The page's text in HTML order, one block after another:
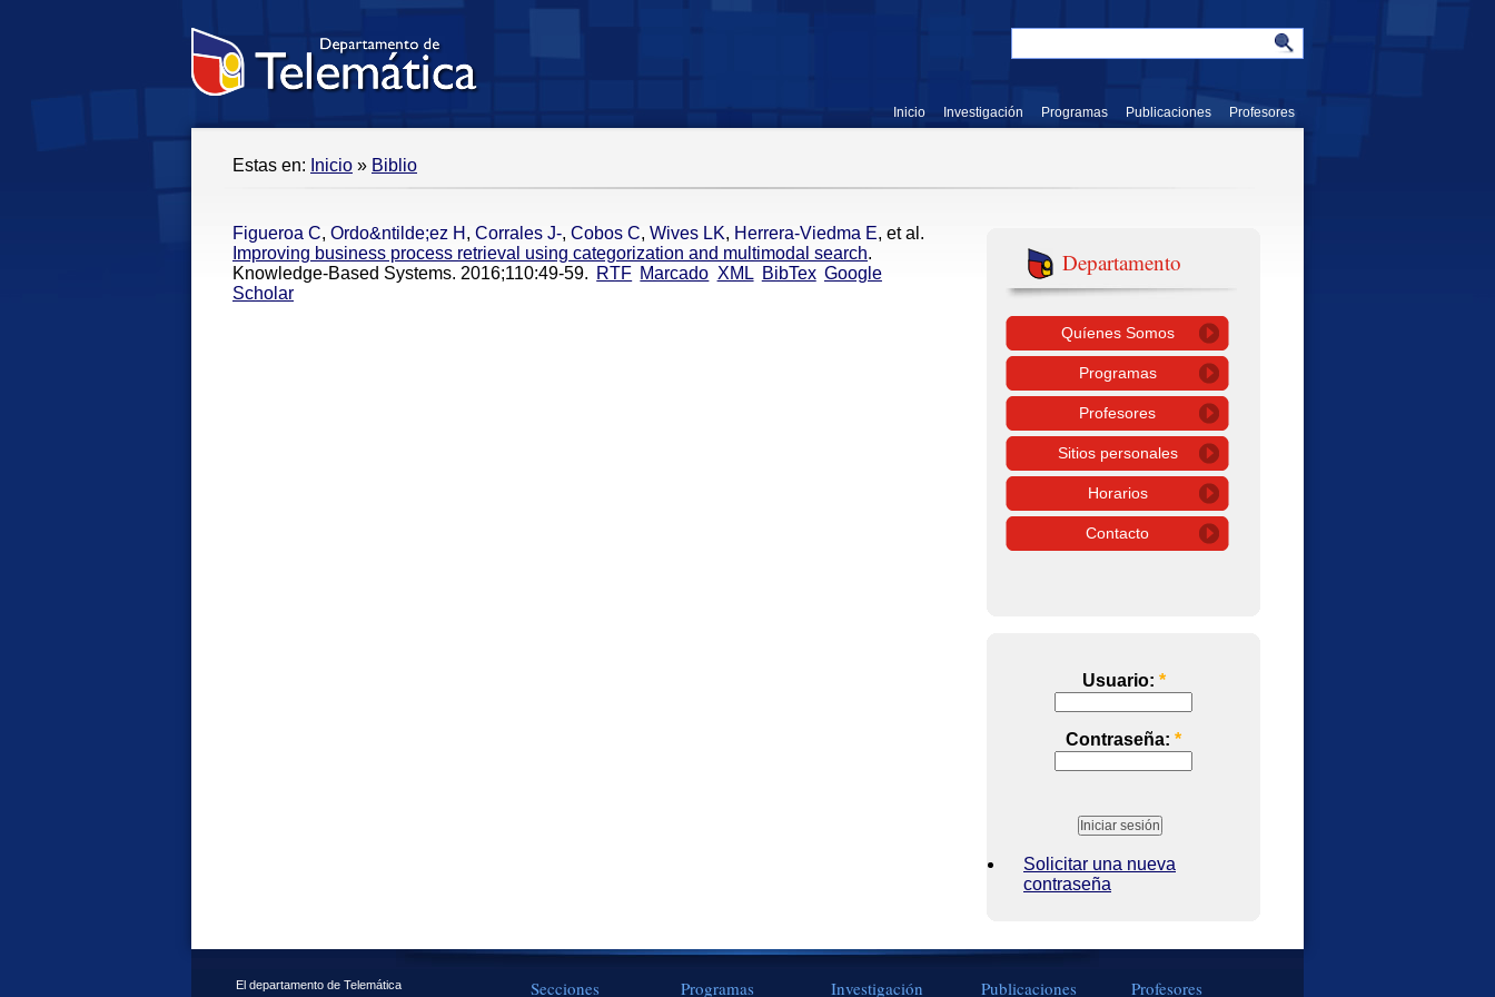
Inicio Investigación Programas Publicaciones Profesores
Estas en: Inicio » Biblio
Figueroa C, Ordo&ntilde;ez H , Corrales J-, Cobos C, Wives LK, Herrera-Viedma E, et al.
Improving business process retrieval using categorization and multimodal search.
Knowledge-Based Systems. 2016;110:49-59. RTF Marcado XML BibTex Google
Scholar
Departamento
Quíenes Somos
Programas
Profesores
Sitios personales
Horarios
Contacto
Usuario: *
Contraseña: *
Solicitar una nueva
contraseña
El departamento de Telemática
Secciones Programas Investigación Publicaciones Profesores